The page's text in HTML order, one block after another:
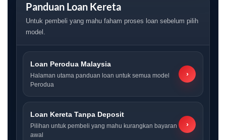
Panduan Loan Kereta
Untuk pembeli yang mahu faham proses loan sebelum pilih
model.
Loan Perodua Malaysia
Halaman utama panduan loan untuk semua model
Perodua
›
Loan Kereta Tanpa Deposit
Pilihan untuk pembeli yang mahu kurangkan bayaran
awal
›